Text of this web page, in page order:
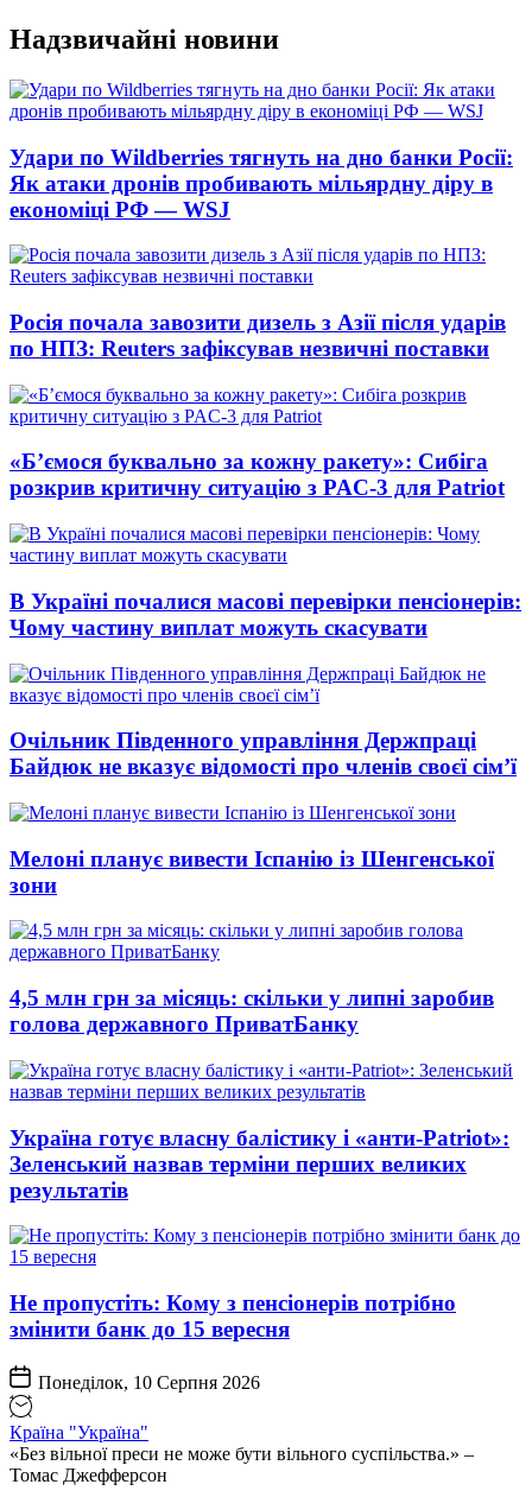
Перейти
до
вмісту
Надзвичайні новини
Удари по Wildberries тягнуть на дно банки Росії:
Як атаки дронів пробивають мільярдну діру в
економіці РФ — WSJ
Росія почала завозити дизель з Азії після ударів
по НПЗ: Reuters зафіксував незвичні поставки
«Б’ємося буквально за кожну ракету»: Сибіга
розкрив критичну ситуацію з PAC-3 для Patriot
В Україні почалися масові перевірки пенсіонерів:
Чому частину виплат можуть скасувати
Очільник Південного управління Держпраці
Байдюк не вказує відомості про членів своєї сім’ї
Мелоні планує вивести Іспанію із Шенгенської
зони
4,5 млн грн за місяць: скільки у липні заробив
голова державного ПриватБанку
Україна готує власну балістику і «анти-Pаtriot»:
Зеленський назвав терміни перших великих
результатів
Не пропустіть: Кому з пенсіонерів потрібно
змінити банк до 15 вересня
Понеділок, 10 Серпня 2026
Країна "Україна"
«Без вільної преси не може бути вільного суспільства.» –
Томас Джефферсон